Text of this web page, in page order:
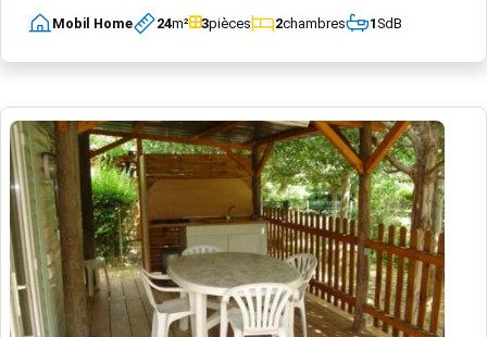
Mobil Home 24m² 3pièces 2chambres 1SdB